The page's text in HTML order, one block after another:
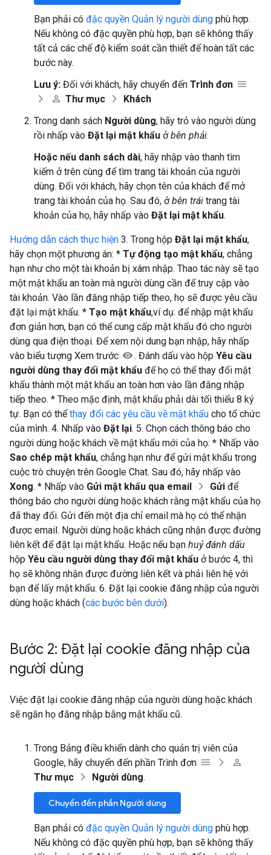
Bạn phải có đặc quyền Quản lý người dùng phù hợp.
Nếu không có đặc quyền phù hợp, bạn sẽ không thấy
tất cả các chế độ kiểm soát cần thiết để hoàn tất các
bước này.
Lưu ý: Đối với khách, hãy chuyển đến Trình đơn
Thư mục
Khách
Trong danh sách Người dùng, hãy trỏ vào người dùng
rồi nhấp vào Đặt lại mật khẩu ởbên phải.
Hoặc nếu danh sách dài, hãy nhập vào thanh tìm
kiếm ở trên cùng để tìm trang tài khoản của người
dùng. Đối với khách, hãy chọn tên của khách để mở
trang tài khoản của họ. Sau đó, ởbên trái trang tài
khoản của họ, hãy nhấp vào Đặt lại mật khẩu.
Hướng dẫn cách thực hiện 3. Trong hộp Đặt lại mật khẩu,
hãy chọn một phương án: * Tự động tạo mật khẩu, chẳng
hạn như cho một tài khoản bị xâm nhập. Thao tác này sẽ tạo
một mật khẩu an toàn mà người dùng cần để truy cập vào
tài khoản. Vào lần đăng nhập tiếp theo, họ sẽ được yêu cầu
đặt lại mật khẩu. * Tạo mật khẩu,ví dụ: để nhập mật khẩu
đơn giản hơn, bạn có thể cung cấp mật khẩu đó cho người
dùng qua điện thoại. Để xem nội dung bạn nhập, hãy nhấp
vào biểu tượng Xem trước
. Đánh dấu vào hộp Yêu cầu
người dùng thay đổi mật khẩu để họ có thể thay đổi mật
khẩu thành một mật khẩu an toàn hơn vào lần đăng nhập
tiếp theo. * Theo mặc định, mật khẩu phải dài tối thiểu 8 ký
tự. Bạn có thểthay đổi các yêu cầu về mật khẩu cho tổ chức
của mình. 4. Nhấp vào Đặt lại. 5. Chọn cách thông báo cho
người dùng hoặc khách về mật khẩu mới của họ: * Nhấp vào
Sao chép mật khẩu, chẳng hạn như để gửi mật khẩu trong
cuộc trò chuyện trên Google Chat. Sau đó, hãy nhấp vào
Xong. * Nhấp vào Gửi mật khẩu qua email Gửi để
thông báo cho người dùng hoặc khách rằng mật khẩu của họ
đã thay đổi. Gửi đến một địa chỉ email mà họ có thể nhận
được email. Người dùng hoặc khách cũng nhận được đường
liên kết để đặt lại mật khẩu. Hoặc nếu bạn huỷ đánh dấu
hộp Yêu cầu người dùng thay đổi mật khẩu ở bước 4, thì
họ sẽ không nhận được đường liên kết và phải liên hệ với
bạn để lấy mật khẩu. 6. Đặt lại cookie đăng nhập của người
dùng hoặc khách (các bước bên dưới).
Bước 2: Đặt lại cookie đăng nhập của
người dùng
Việc đặt lại cookie đăng nhập của người dùng hoặc khách
sẽ ngăn họ đăng nhập bằng mật khẩu cũ.
Trong Bảng điều khiển dành cho quản trị viên của
Google, hãy chuyển đến phần Trình đơn
Thư mục
Người dùng.
Chuyển đến phần Người dùng
Bạn phải có đặc quyền Quản lý người dùng phù hợp.
Nếu không có đặc quyền phù hợp, bạn sẽ không thấy